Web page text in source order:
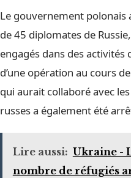
Le gouvernement polonais
de 45 diplomates de
engagés dans des activités
d’une opération au cours
qui aurait collaboré avec
russes a également été
Lire aussi: Ukraine -
nombre de réfugiés